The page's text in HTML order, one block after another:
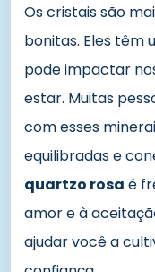
Os cristais são
bonitas. Eles têm
pode impactar
estar. Muitas
com esses
equilibradas e
quartzo rosa é
amor e à
ajudar você a